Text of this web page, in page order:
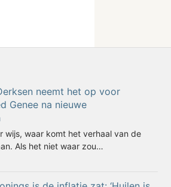
neemt het op voor
Genee na nieuwe
wijs, waar komt het verhaal van de
Als het niet waar zou…